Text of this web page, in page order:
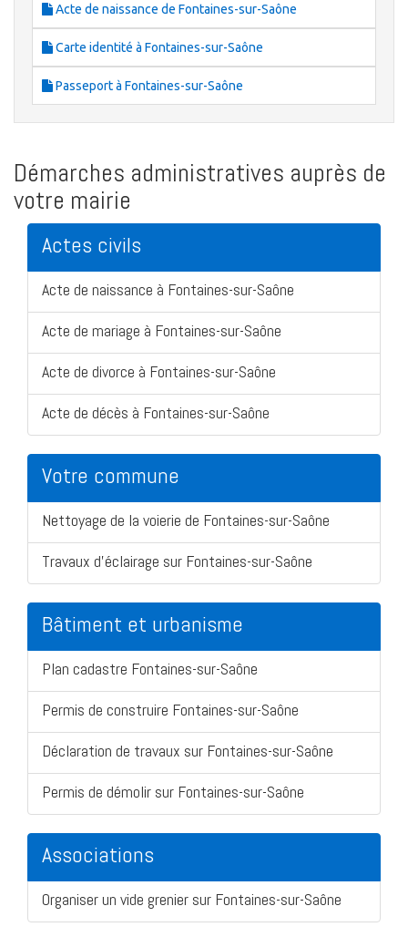
Acte de naissance de Fontaines-sur-Saône
Carte identité à Fontaines-sur-Saône
Passeport à Fontaines-sur-Saône
Démarches administratives auprès de
votre mairie
Actes civils
Acte de naissance à Fontaines-sur-Saône
Acte de mariage à Fontaines-sur-Saône
Acte de divorce à Fontaines-sur-Saône
Acte de décès à Fontaines-sur-Saône
Votre commune
Nettoyage de la voierie de Fontaines-sur-Saône
Travaux d'éclairage sur Fontaines-sur-Saône
Bâtiment et urbanisme
Plan cadastre Fontaines-sur-Saône
Permis de construire Fontaines-sur-Saône
Déclaration de travaux sur Fontaines-sur-Saône
Permis de démolir sur Fontaines-sur-Saône
Associations
Organiser un vide grenier sur Fontaines-sur-Saône